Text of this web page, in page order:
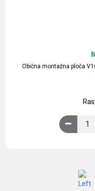
Obična montažna ploča